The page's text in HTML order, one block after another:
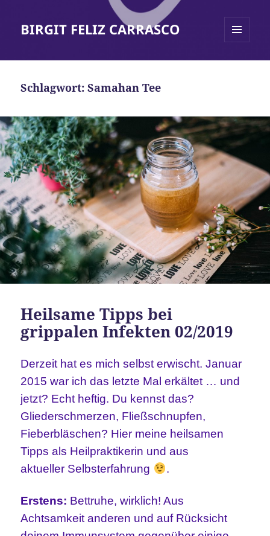
BIRGIT FELIZ CARRASCO
Schlagwort:Samahan Tee
Heilsame Tipps bei
grippalen Infekten 02/2019
Derzeit hat es mich selbst erwischt. Januar
2015 war ich das letzte Mal erkältet … und
jetzt? Echt heftig. Du kennst das?
Gliederschmerzen, Fließschnupfen,
Fieberbläschen? Hier meine heilsamen
Tipps als Heilpraktikerin und aus
aktueller Selbsterfahrung .
Erstens: Bettruhe, wirklich! Aus
Achtsamkeit anderen und auf Rücksicht